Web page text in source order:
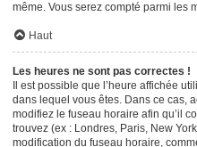
même. Vous serez compté parmi les
Haut
Les heures ne sont pas correctes !
Il est possible que l’heure affichée
dans lequel vous êtes. Dans ce cas,
modifiez le fuseau horaire afin qu’il
trouvez (ex : Londres, Paris, New
modification du fuseau horaire,